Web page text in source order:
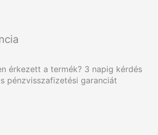
érkezett a termék? 3 napig kérdés
pénzvisszafizetési garanciát